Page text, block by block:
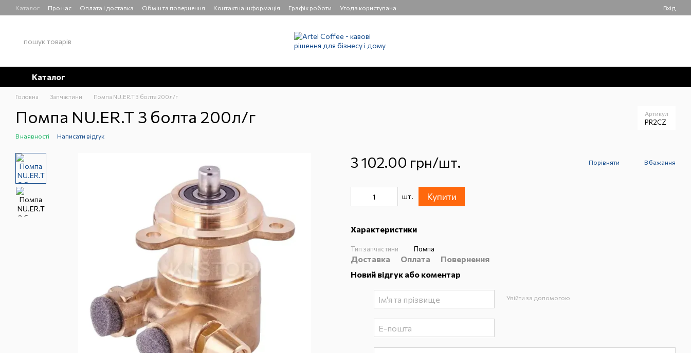
Перейти до основного контенту
Каталог Про нас Оплата і доставка Обмін та повернення Контактна інформація Графік роботи Угода користувача Вхід
Каталог
Головна Запчастини Помпа NU.ER.T 3 болта 200л/г
Помпа NU.ER.T 3 болта 200л/г Артикул
PR2CZ
В наявності Написати відгук
3 102.00 грн/шт. Порівняти В бажання
шт. Купити
Характеристики
Тип запчастини Помпа
Доставка Оплата
Повернення
Новий відгук або коментар
Увійти за допомогою